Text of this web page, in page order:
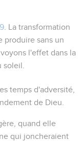
. La transformation
produire sans un
l'effet dans la
temps d'adversité,
de Dieu.
quand elle
qui joncheraient